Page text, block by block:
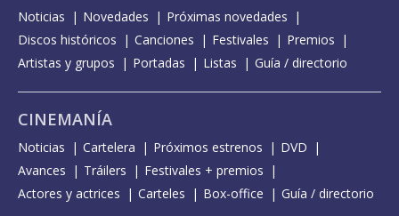
Noticias Novedades
Próximas novedades
Discos históricos
Canciones Festivales
Premios
Artistas y grupos
Portadas Listas Guía / directorio
CINEMANÍA
Noticias Cartelera Próximos estrenos
DVD
Avances
Tráilers
Festivales + premios
Actores y actrices
Carteles Box-office Guía / directorio